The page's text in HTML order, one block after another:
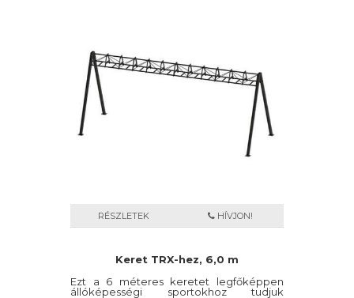
RÉSZLETEK HÍVJON!
Keret TRX-hez, 6,0 m
Ezt a 6 méteres keretet legfőképpen
állóképességi sportokhoz tudjuk